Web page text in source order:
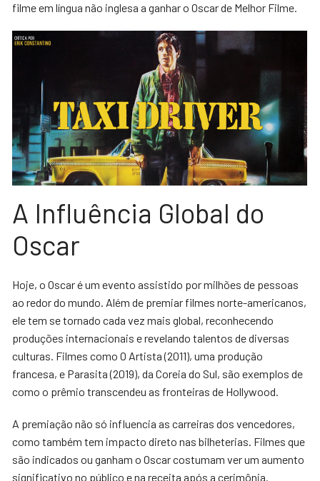
filme em língua não inglesa a ganhar o Oscar de Melhor Filme.
A Influência Global do
Oscar
Hoje, o Oscar é um evento assistido por milhões de pessoas
ao redor do mundo. Além de premiar filmes norte-americanos,
ele tem se tornado cada vez mais global, reconhecendo
produções internacionais e revelando talentos de diversas
culturas. Filmes como O Artista (2011), uma produção
francesa, e Parasita (2019), da Coreia do Sul, são exemplos de
como o prêmio transcendeu as fronteiras de Hollywood.
A premiação não só influencia as carreiras dos vencedores,
como também tem impacto direto nas bilheterias. Filmes que
são indicados ou ganham o Oscar costumam ver um aumento
significativo no público e na receita após a cerimônia.